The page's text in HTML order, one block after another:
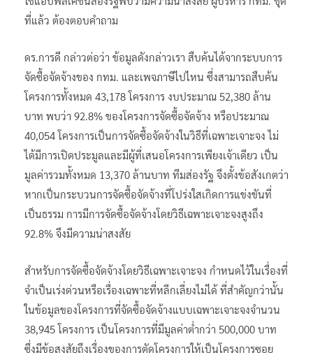
ที่แล้ว ต้องตอบคำถาม
ดร.การดี กล่าวต่อว่า ข้อมูลดังกล่าวเรา สืบค้นได้จากระบบการ
จัดซื้อจัดจ้างของ กทม. และเพจภาษีไปไหน ซึ่งสามารถสืบค้น
โครงการทั้งหมด 43,178 โครงการ งบประมาณ 52,380 ล้าน
บาท พบว่า 92.8% ของโครงการจัดซื้อจัดจ้าง หรือประมาณ
40,054 โครงการเป็นการจัดซื้อจัดจ้างในวิธีที่เฉพาะเจาะจง ไม่
ได้มีการเปิดประมูลและมีผู้ที่เสนอโครงการเพียงเจ้าเดียว เป็น
มูลค่ารวมทั้งหมด 13,370 ล้านบาท ทีมส่องรัฐ จึงตั้งข้อสังเกตว่า
หากเป็นกระบวนการจัดซื้อจัดจ้างที่โปร่งใสเกิดการแข่งขันที่
เป็นธรรม การมีการจัดซื้อจัดจ้างโดยวิธีเฉพาะเจาะจงสูงถึง
92.8% จึงมีความน่าสงสัย
สำหรับการจัดซื้อจัดจ้างโดยวิธีเฉพาะเจาะจง กำหนดไว้ในเรื่องที่
จำเป็นเร่งด่วนหรือเรื่องเฉพาะที่หลีกเลี่ยงไม่ได้ ที่สำคัญกว่านั้น
ในข้อมูลของโครงการที่จัดซื้อจัดจ้างแบบเฉพาะเจาะจงจำนวน
38,945 โครงการ เป็นโครงการที่มีมูลค่าต่ำกว่า 500,000 บาท
ซึ่งมีข้อสงสัยถึงเรื่องของการตัดโครงการให้เป็นโครงการซอย